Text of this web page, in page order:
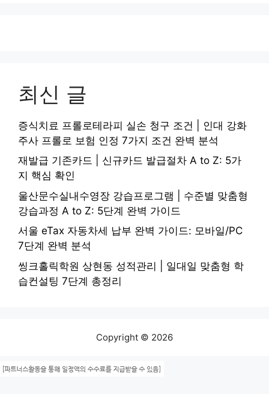
최신 글
증식치료 프롤로테라피 실손 청구 조건 | 인대 강화
주사 프롤로 보험 인정 7가지 조건 완벽 분석
재발급 기존카드 | 신규카드 발급절차 A to Z: 5가
지 핵심 확인
울산문수실내수영장 강습프로그램 | 수준별 맞춤형
강습과정 A to Z: 5단계 완벽 가이드
서울 eTax 자동차세 납부 완벽 가이드: 모바일/PC
7단계 완벽 분석
씽크홀릭학원 상현동 성적관리 | 일대일 맞춤형 학
습컨설팅 7단계 총정리
Copyright © 2026